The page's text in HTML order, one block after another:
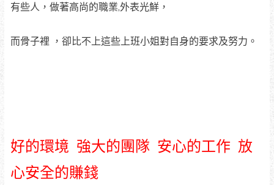
有些人，做著高尚的職業,外表光鮮，
而骨子裡 ，卻比不上這些上班小姐對自身的要求及努力。
好的環境 強大的團隊 安心的工作 放
心安全的賺錢